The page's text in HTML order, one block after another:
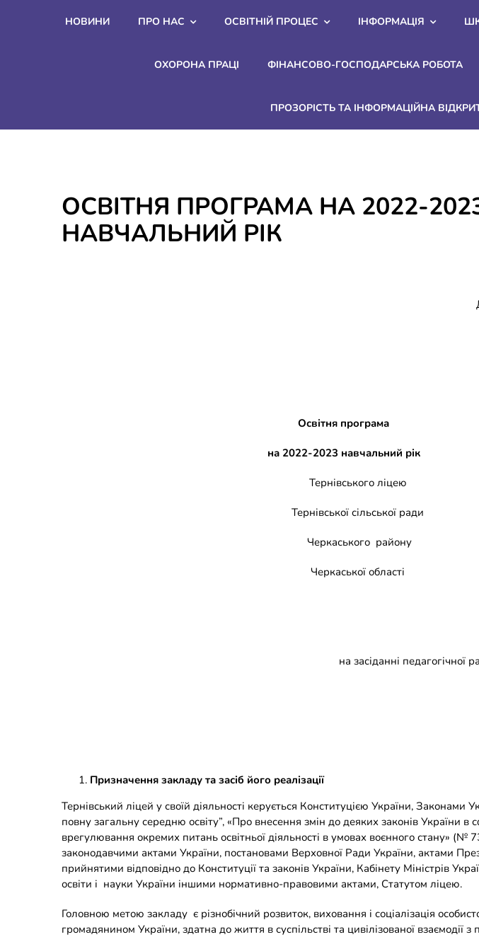
НОВИНИ ПРО НАС ОСВІТНІЙ ПРОЦЕС ІНФОРМАЦІЯ
ОХОРОНА ПРАЦІ ФІНАНСОВО-ГОСПОДАРСЬКА РОБОТА
ПРОЗОРІСТЬ ТА ІНФОРМАЦІЙНА
ОСВІТНЯ ПРОГРАМА НА 2022-
НАВЧАЛЬНИЙ РІК
Освітня програма
на 2022-2023 навчальний рік
Тернівського ліцею
Тернівської сільської ради
Черкаського району
Черкаської області
на засіданні
Призначення закладу та засіб його реалізації
Тернівський ліцей у своїй діяльності керується Конституцією України, Законами
повну загальну середню освіту”, «Про внесення змін до деяких законів України в
врегулювання окремих питань освітньої діяльності в умовах воєнного стану» (№
законодавчими актами України, постановами Верховної Ради України, актами
прийнятими відповідно до Конституції та законів України, Кабінету Міністрів
освіти і науки України іншими нормативно-правовими актами, Статутом ліцею.
Головною метою закладу є різнобічний розвиток, виховання і соціалізація
громадянином України, здатна до життя в суспільстві та цивілізованої